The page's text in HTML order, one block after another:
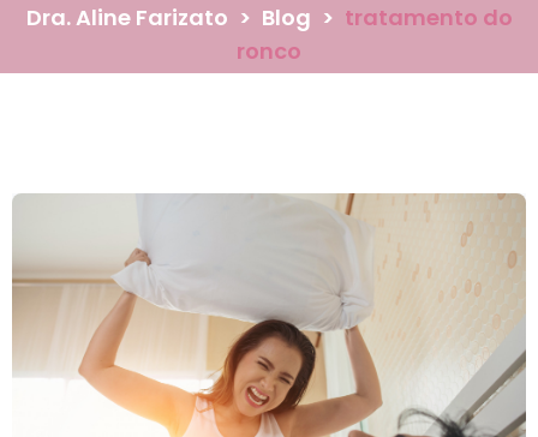
Dra. Aline Farizato > Blog > tratamento do
ronco